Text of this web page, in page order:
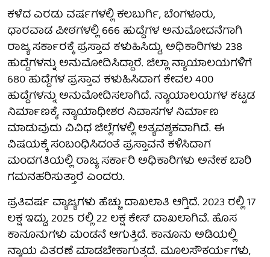
ಕಳೆದ ಎರಡು ವರ್ಷಗಳಲ್ಲಿ ಕಲಬುರ್ಗಿ, ಬೆಂಗಳೂರು,
ಧಾರವಾಡ ಪೀಠಗಳಲ್ಲಿ 666 ಹುದ್ದೆಗಳ ಅನುಮೋದನೆಗಾಗಿ
ರಾಜ್ಯ ಸರ್ಕಾರಕ್ಕೆ ಪ್ರಸ್ತಾವ ಕಳುಹಿಸಿದ್ದು, ಅಧಿಕಾರಿಗಳು 238
ಹುದ್ದೆಗಳನ್ನು ಅನುಮೋದಿಸಿದ್ದಾರೆ. ಜಿಲ್ಲಾ ನ್ಯಾಯಾಲಯಗಳಿಗೆ
680 ಹುದ್ದೆಗಳ ಪ್ರಸ್ತಾವ ಕಳುಹಿಸಿದಾಗ ಕೇವಲ 400
ಹುದ್ದೆಗಳನ್ನು ಅನುಮೋದಿಸಲಾಗಿದೆ. ನ್ಯಾಯಾಲಯಗಳ ಕಟ್ಟಡ
ನಿರ್ಮಾಣಕ್ಕೆ, ನ್ಯಾಯಾಧೀಶರ ನಿವಾಸಗಳ ನಿರ್ಮಾಣ
ಮಾಡುವುದು ವಿವಿಧ ಜಿಲ್ಲೆಗಳಲ್ಲಿ ಅತ್ಯವಶ್ಯಕವಾಗಿದೆ. ಈ
ವಿಷಯಕ್ಕೆ ಸಂಬಂಧಿಸಿದಂತೆ ಪ್ರಸ್ತಾವನೆ ಕಳಿಸಿದಾಗ
ಮಂದಗತಿಯಲ್ಲಿ ರಾಜ್ಯ ಸರ್ಕಾರಿ ಅಧಿಕಾರಿಗಳು ಅನೇಕ ಬಾರಿ
ಗಮನಹರಿಸುತ್ತಾರೆ ಎಂದರು.
ಪ್ರತಿವರ್ಷ ವ್ಯಾಜ್ಯಗಳು ಹೆಚ್ಚು ದಾಖಲಾತಿ ಆಗ್ತಿದೆ. 2023 ರಲ್ಲಿ 17
ಲಕ್ಷ ಇದ್ದು, 2025 ರಲ್ಲಿ 22 ಲಕ್ಷ ಕೇಸ್ ದಾಖಲಾಗಿವೆ. ಹೊಸ
ಕಾನೂನುಗಳು ಮಂಡನೆ ಆಗುತ್ತಿದೆ. ಕಾನೂನು ಅಡಿಯಲ್ಲಿ
ನ್ಯಾಯ ವಿತರಣೆ ಮಾಡಬೇಕಾಗುತ್ತದೆ. ಮೂಲಸೌಕರ್ಯಗಳು,